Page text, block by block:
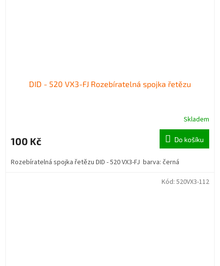
DID - 520 VX3-FJ Rozebíratelná spojka řetězu
Skladem
100 Kč Do košíku
Rozebíratelná spojka řetězu DID - 520 VX3-FJ barva: černá
Kód: 520VX3-112